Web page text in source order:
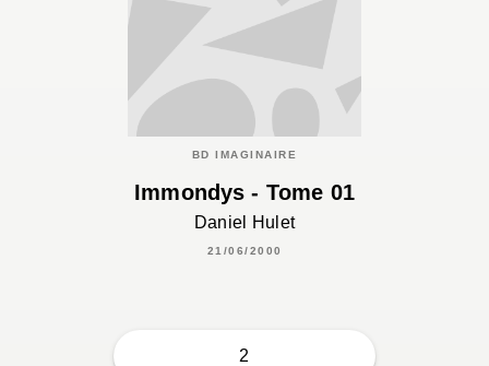
BD IMAGINAIRE
Immondys - Tome 01
Daniel Hulet
21/06/2000
2